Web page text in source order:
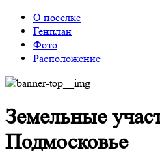
О поселке
Генплан
Фото
Расположение
Земельные
Подмосковье